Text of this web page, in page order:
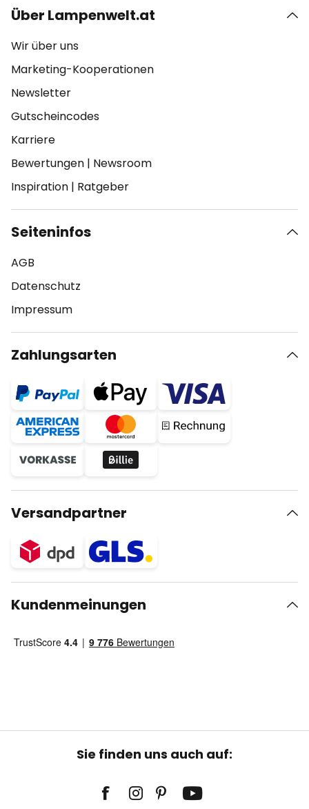
Über Lampenwelt.at
Wir über uns
Marketing-Kooperationen
Newsletter
Gutscheincodes
Karriere
Bewertungen | Newsroom
Inspiration | Ratgeber
Seiteninfos
AGB
Datenschutz
Impressum
Zahlungsarten
Versandpartner
Kundenmeinungen
Sie finden uns auch auf: